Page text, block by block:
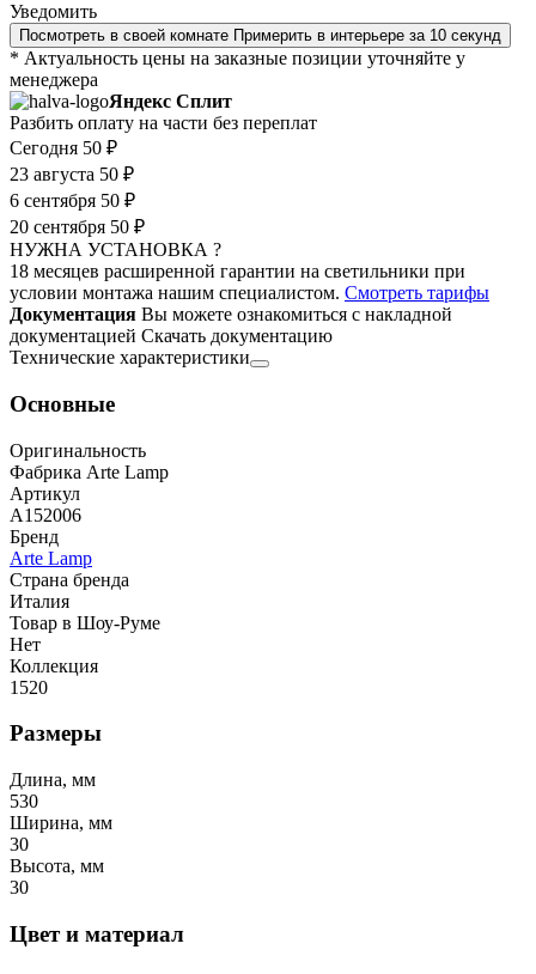
Уведомить
Посмотреть в своей комнате Примерить в интерьере за 10 секунд
* Актуальность цены на заказные позиции уточняйте у
менеджера
Яндекс Сплит
Разбить оплату на части без переплат
Сегодня 50 ₽
23 августа 50 ₽
6 сентября 50 ₽
20 сентября 50 ₽
НУЖНА УСТАНОВКА ?
18 месяцев расширенной гарантии на светильники при
условии монтажа нашим специалистом. Смотреть тарифы
Документация Вы можете ознакомиться с накладной
документацией Скачать документацию
Технические характеристики
Основные
Оригинальность
Фабрика Arte Lamp
Артикул
A152006
Бренд
Arte Lamp
Страна бренда
Италия
Товар в Шоу-Руме
Нет
Коллекция
1520
Размеры
Длина, мм
530
Ширина, мм
30
Высота, мм
30
Цвет и материал